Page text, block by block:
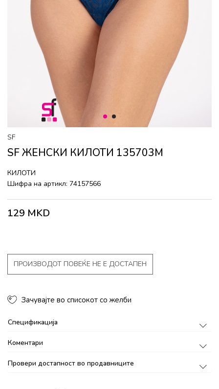
1 2
SF
SF ЖЕНСКИ КИЛОТИ 135703M
КИЛОТИ
Шифра на артикл: 74157566
129 MKD
ПРОИЗВОДОТ ПОВЕЌЕ НЕ Е ДОСТАПЕН
Зачувајте во списокот со желби
Спецификација
Коментари
Провери достапност во продавниците